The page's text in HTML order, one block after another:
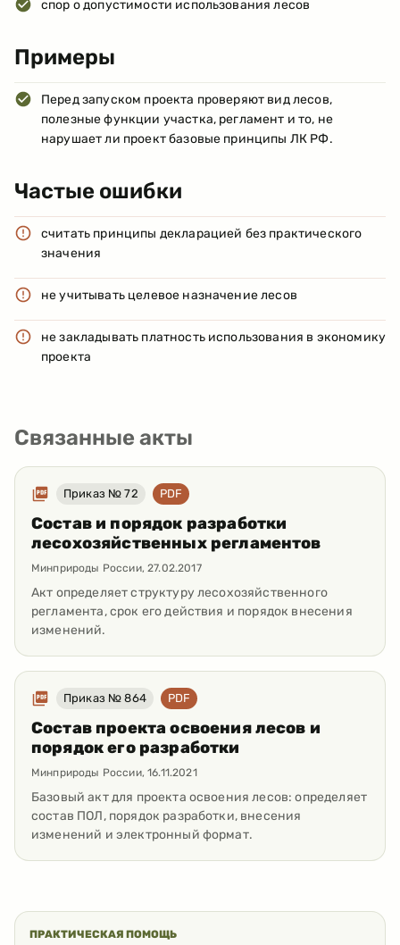
спор о допустимости использования лесов
Примеры
Перед запуском проекта проверяют вид лесов,
полезные функции участка, регламент и то, не
нарушает ли проект базовые принципы ЛК РФ.
Частые ошибки
считать принципы декларацией без практического
значения
не учитывать целевое назначение лесов
не закладывать платность использования в экономику
проекта
Связанные акты
Приказ № 72 PDF
Состав и порядок разработки
лесохозяйственных регламентов
Минприроды России,27.02.2017
Акт определяет структуру лесохозяйственного
регламента, срок его действия и порядок внесения
изменений.
Приказ № 864 PDF
Состав проекта освоения лесов и
порядок его разработки
Минприроды России,16.11.2021
Базовый акт для проекта освоения лесов: определяет
состав ПОЛ, порядок разработки, внесения
изменений и электронный формат.
ПРАКТИЧЕСКАЯ ПОМОЩЬ